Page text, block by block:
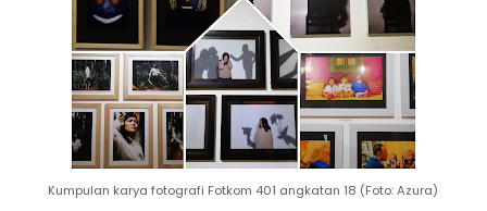
Kumpulan karya fotografi Fotkom 401 angkatan 18 (Foto: Azura)